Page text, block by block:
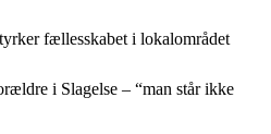
fællesskabet i lokalområdet
i Slagelse – “man står ikke